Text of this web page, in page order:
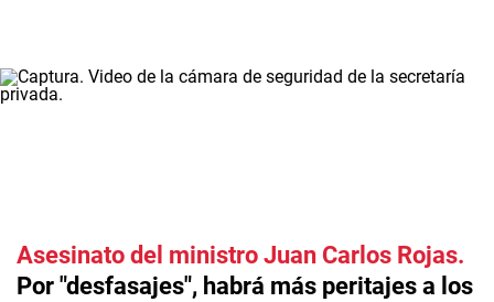
Asesinato del ministro Juan Carlos Rojas
Por "desfasajes", habrá más peritajes a los